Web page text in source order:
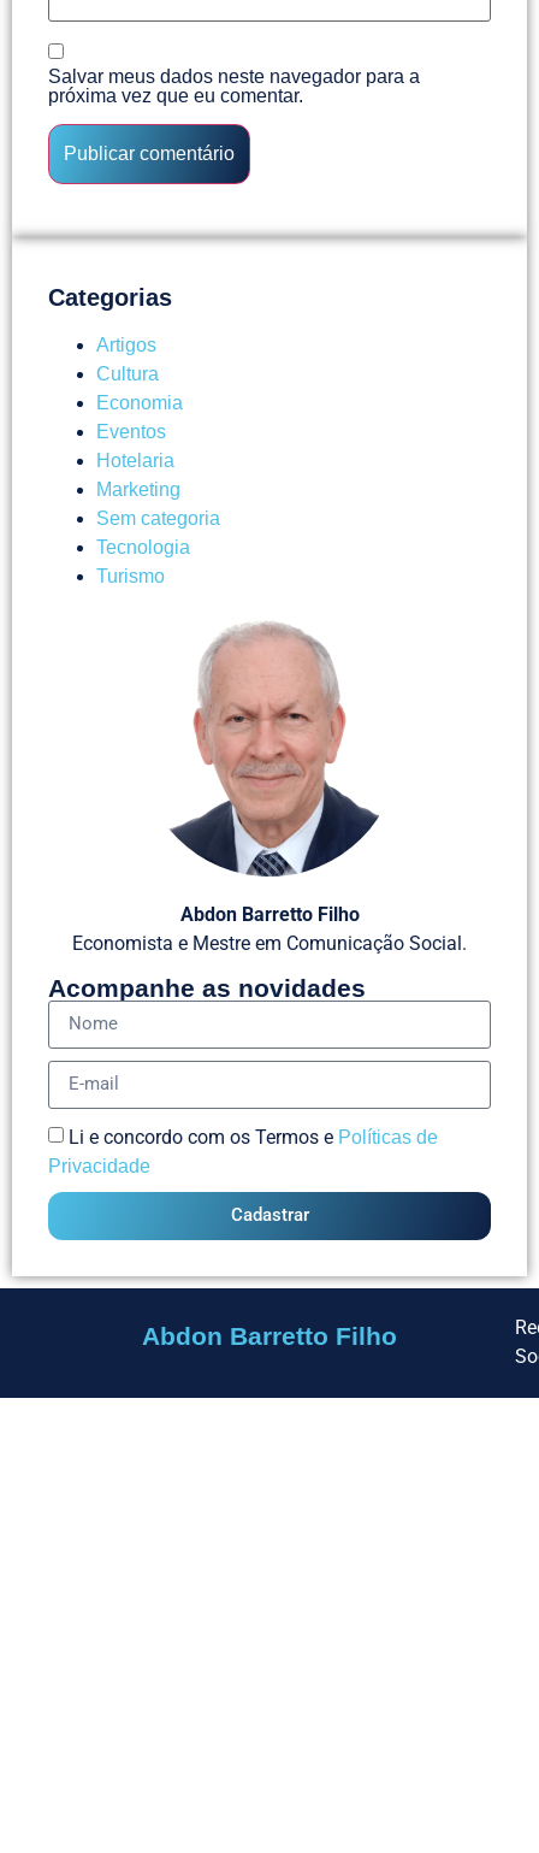
Salvar meus dados neste navegador para a
próxima vez que eu comentar.
Categorias
Artigos
Cultura
Economia
Eventos
Hotelaria
Marketing
Sem categoria
Tecnologia
Turismo
Abdon Barretto Filho
Economista e Mestre em Comunicação Social.
Acompanhe as novidades
Li e concordo com os Termos e Políticas de
Privacidade
Cadastrar
Abdon Barretto Filho